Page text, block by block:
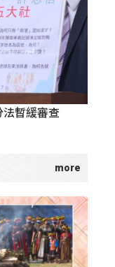
暫緩審查